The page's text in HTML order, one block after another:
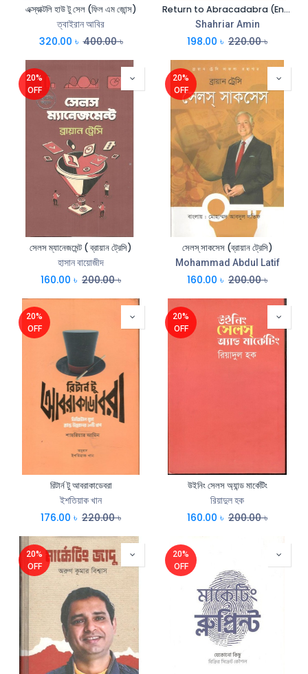
এক্স্যাক্টলি হাউ টু সেল (ফিল এম জোন্স)
ত্বাইরান আবির
320.00 ৳ 400.00৳
Return to Abracadabra (English)
Shahriar Amin
198.00 ৳ 220.00৳
20%
OFF
সেলস ম্যানেজমেন্ট ( ব্রায়ান ট্রেসি)
হাসান বায়োজীদ
160.00 ৳ 200.00৳
20%
OFF
সেলস্ সাকসেস (ব্রায়ান ট্রেসি)
Mohammad Abdul Latif
160.00 ৳ 200.00৳
20%
OFF
রিটার্ন টু আবরাকাডেবরা
ইশতিয়াক খান
176.00 ৳ 220.00৳
20%
OFF
উইনিং সেলস অ্যান্ড মার্কেটিং
রিয়াদুল হক
160.00 ৳ 200.00৳
20%
OFF
20%
OFF